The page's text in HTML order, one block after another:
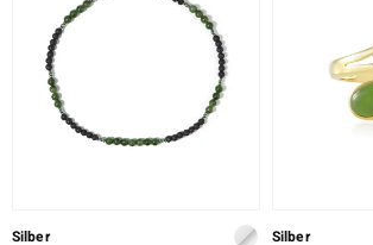
Silber Silber